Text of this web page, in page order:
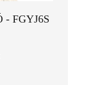
- FGYJ6S